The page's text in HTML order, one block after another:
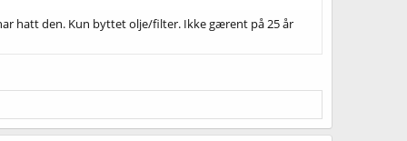
hatt den. Kun byttet olje/filter. Ikke gærent på 25 år